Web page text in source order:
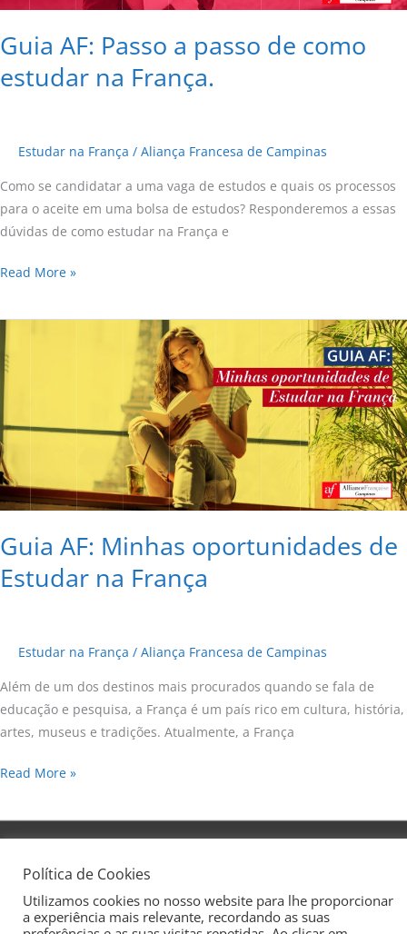
Guia AF: Passo a passo de como
estudar na França.
Estudar na França / Aliança Francesa de Campinas
Como se candidatar a uma vaga de estudos e quais os processos
para o aceite em uma bolsa de estudos? Responderemos a essas
dúvidas de como estudar na França e
na
França.
Read More »
Guia AF: Minhas oportunidades de
Estudar na França
Estudar na França / Aliança Francesa de Campinas
Além de um dos destinos mais procurados quando se fala de
educação e pesquisa, a França é um país rico em cultura, história,
artes, museus e tradições. Atualmente, a França
Guia
AF:
Minhas
oportunidades
de
Estudar
na
França
Read More »
direitos reservados
Política de Cookies
Utilizamos cookies no nosso website para lhe proporcionar
a experiência mais relevante, recordando as suas